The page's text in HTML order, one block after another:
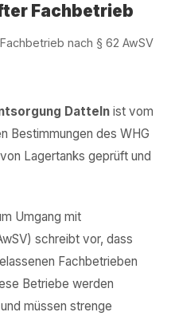
Fachbetrieb
nach § 62 AwSV
Datteln ist vom
Bestimmungen des WHG
Lagertanks geprüft und
Umgang mit
schreibt vor, dass
Fachbetrieben
Betriebe werden
müssen strenge